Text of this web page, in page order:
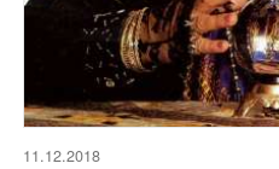
11.12.2018